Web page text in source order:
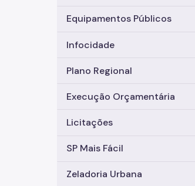
Equipamentos Públicos
Infocidade
Plano Regional
Execução Orçamentária
Licitações
SP Mais Fácil
Zeladoria Urbana